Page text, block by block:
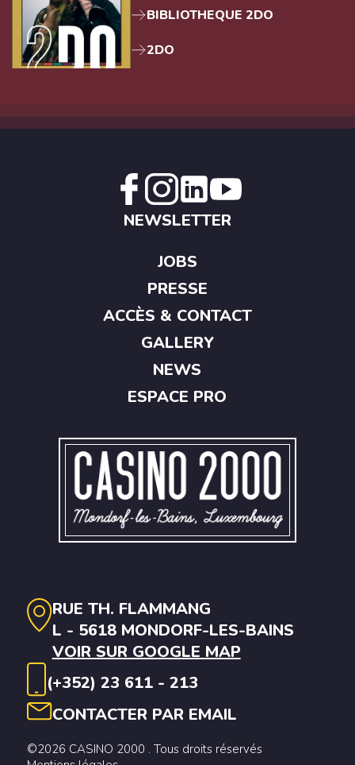
BIBLIOTHEQUE 2DO
2DO
RUE TH. FLAMMANG
L - 5618 MONDORF-LES-BAINS
VOIR SUR GOOGLE MAP
(+352) 23 611 - 213
CONTACTER PAR EMAIL
©2026 CASINO 2000 . Tous droits réservés
NEWSLETTER
JOBS
PRESSE
ACCÈS & CONTACT
GALLERY
NEWS
ESPACE PRO